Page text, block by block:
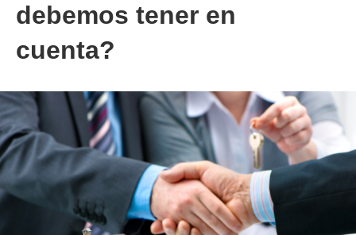
debemos tener en
cuenta?